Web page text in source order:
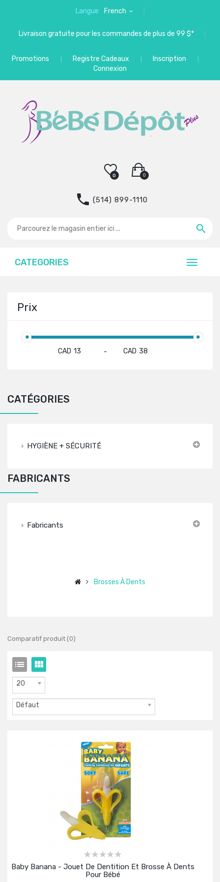
Langue French
Livraison gratuite pour les commandes de plus de 99 $*
Promotions Registre Cadeaux
Inscription
Connexion
0
0
(514) 899-1110
CATEGORIES
Prix
CAD - CAD
CATÉGORIES
HYGIÈNE + SÉCURITÉ
FABRICANTS
Fabricants
Brosses À Dents
Comparatif produit (0)
20
Défaut
Baby Banana - Jouet De Dentition Et Brosse À Dents
Pour Bébé